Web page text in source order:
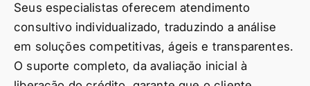
Seus especialistas oferecem atendimento
consultivo individualizado, traduzindo a análise
em soluções competitivas, ágeis e transparentes.
O suporte completo, da avaliação inicial à